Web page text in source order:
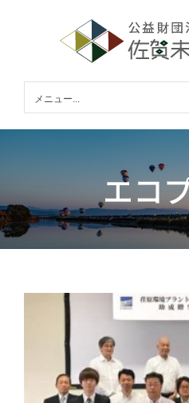
メニュー...
エコ